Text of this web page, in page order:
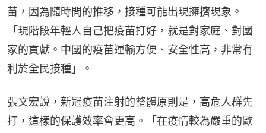
苗，因為隨時間的推移，接種可能出現擁擠現象。
「現階段年輕人自己把疫苗打好，就是對家庭、對國
家的貢獻。中國的疫苗運輸方便、安全性高，非常有
利於全民接種」。
張文宏說，新冠疫苗注射的整體原則是，高危人群先
打，這樣的保護效率會更高。「在疫情較為嚴重的歐